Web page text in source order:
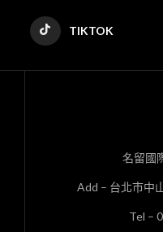
TIKTOK
名留國
Add – 台北市中
Tel –